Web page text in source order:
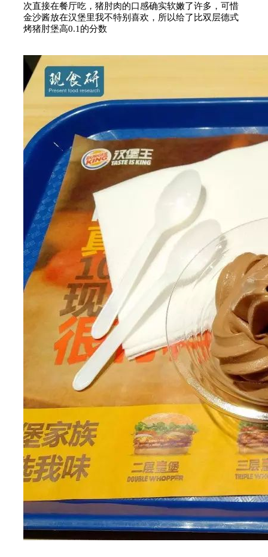
次直接在餐厅吃，猪肘肉的口感确实软嫩了许多，可惜
金沙酱放在汉堡里我不特别喜欢，所以给了比双层德式
烤猪肘堡高0.1的分数